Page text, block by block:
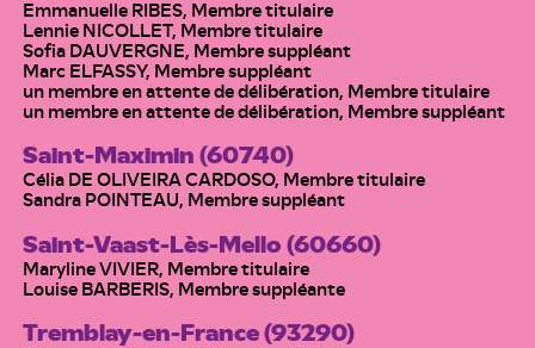
Emmanuelle RIBES, Membre titulaire
Lennie NICOLLET, Membre titulaire
Sofia DAUVERGNE, Membre suppléant
Marc ELFASSY, Membre suppléant
un membre en attente de délibération, Membre titulaire
un membre en attente de délibération, Membre suppléant
Saint-Maximin (60740)
Célia DE OLIVEIRA CARDOSO, Membre titulaire
Sandra POINTEAU, Membre suppléant
Saint-Vaast-Lès-Mello (60660)
Maryline VIVIER, Membre titulaire
Louise BARBERIS, Membre suppléante
Tremblay-en-France (93290)